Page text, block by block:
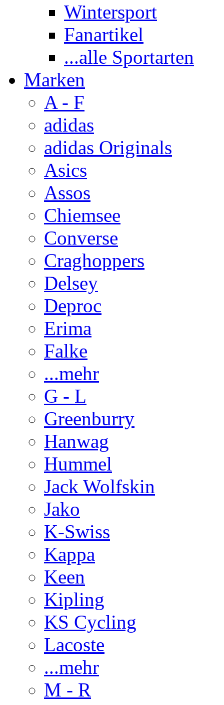
Wintersport
Fanartikel
...alle Sportarten
Marken
A - F
adidas
adidas Originals
Asics
Assos
Chiemsee
Converse
Craghoppers
Delsey
Deproc
Erima
Falke
...mehr
G - L
Greenburry
Hanwag
Hummel
Jack Wolfskin
Jako
K-Swiss
Kappa
Keen
Kipling
KS Cycling
Lacoste
...mehr
M - R